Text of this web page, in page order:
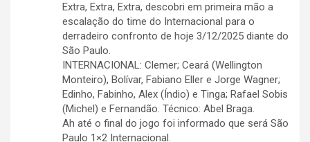
Extra, Extra, Extra, descobri em primeira mão a
escalação do time do Internacional para o
derradeiro confronto de hoje 3/12/2025 diante do
São Paulo.
INTERNACIONAL: Clemer; Ceará (Wellington
Monteiro), Bolívar, Fabiano Eller e Jorge Wagner;
Edinho, Fabinho, Alex (Índio) e Tinga; Rafael Sobis
(Michel) e Fernandão. Técnico: Abel Braga.
Ah até o final do jogo foi informado que será São
Paulo 1×2 Internacional.